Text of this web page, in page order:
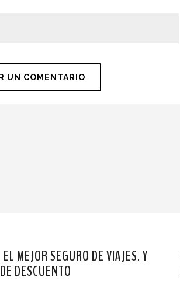
MEJOR SEGURO DE VIAJES. Y
DESCUENTO